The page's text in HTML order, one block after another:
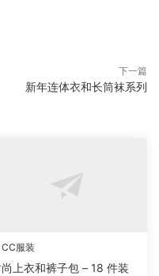
下一篇
新年连体衣和长筒袜系列
CC服装
尚上衣和裤子包 – 18 件装